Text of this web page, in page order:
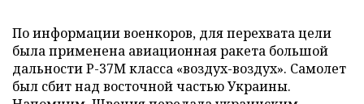
По информации военкоров, для перехвата цели
была применена авиационная ракета большой
дальности Р-37М класса «воздух-воздух». Самолет
был сбит над восточной частью Украины.